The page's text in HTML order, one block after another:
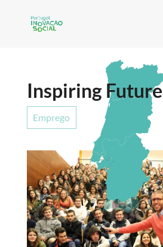
Inspiring Future
Emprego